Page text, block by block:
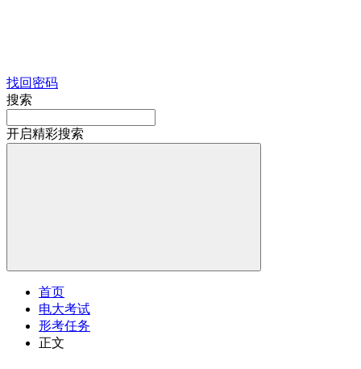
找回密码
搜索
开启精彩搜索
首页
电大考试
形考任务
正文